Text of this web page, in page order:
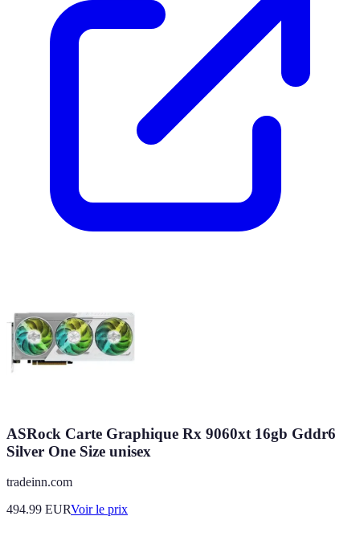
ASRock Carte Graphique Rx 9060xt 16gb Gddr6
Silver One Size unisex
tradeinn.com
494.99 EURVoir le prix